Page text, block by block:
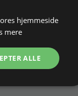
hjemmeside
mere
ALLE